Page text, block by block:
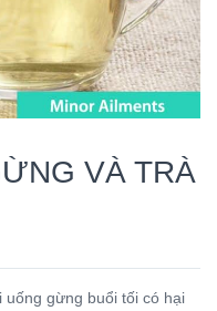
VÀ TRÀ
uống gừng buổi tối có hại